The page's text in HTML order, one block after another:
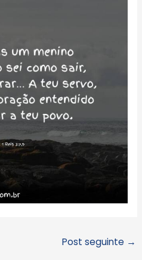
Post seguinte →